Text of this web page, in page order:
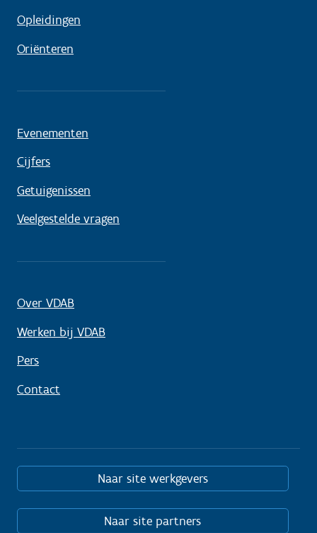
Opleidingen
Oriënteren
Evenementen
Cijfers
Getuigenissen
Veelgestelde vragen
Over VDAB
Werken bij VDAB
Pers
Contact
Naar site werkgevers
Naar site partners